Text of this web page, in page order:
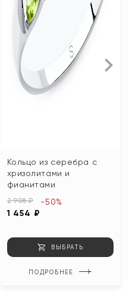
Кольцо из серебра с
хризолитами и
фианитами
2 908 ₽
1 454 ₽
-50%
ВЫБРАТЬ
ПОДРОБНЕЕ